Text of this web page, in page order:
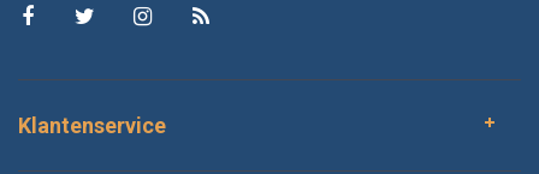
Klantenservice